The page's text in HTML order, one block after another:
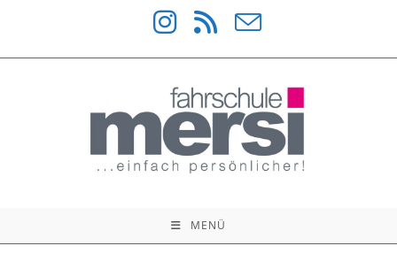
springen
MENÜ